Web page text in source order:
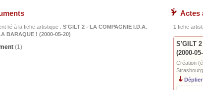
lié à la fiche artistique : S'GILT 2 - LA COMPAGNIE I.D.A.
BARAQUE ! (2000-05-20)
(1)
Actes
1 fiche
S'GILT
(2000-
Création